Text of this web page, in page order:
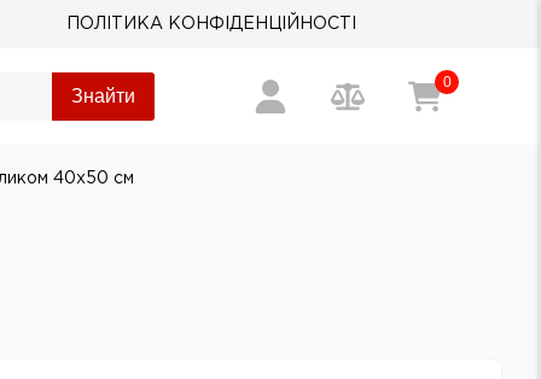
ПОЛІТИКА КОНФІДЕНЦІЙНОСТІ
Знайти
0
40х50 см